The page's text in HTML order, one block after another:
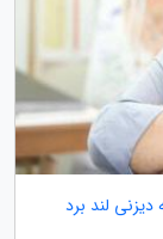
لند برد